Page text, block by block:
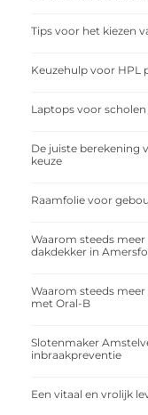
Tips voor het kiezen
Keuzehulp voor HPL
Laptops voor scholen
De juiste berekening
keuze
Raamfolie voor
Waarom steeds
dakdekker in
Waarom steeds
met Oral-B
Slotenmaker
inbraakpreventie
Een vitaal en vrolijk